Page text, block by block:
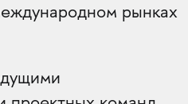
рынках